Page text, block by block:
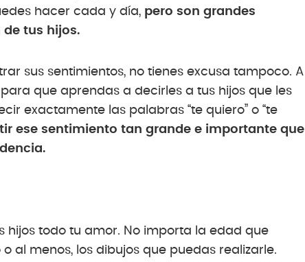
hacer cada y día, pero son grandes
tus hijos.
sus sentimientos, no tienes excusa tampoco. A
que aprendas a decirles a tus hijos que les
exactamente las palabras “te quiero” o “te
ese sentimiento tan grande e importante que
hijos todo tu amor. No importa la edad que
al menos, los dibujos que puedas realizarle.